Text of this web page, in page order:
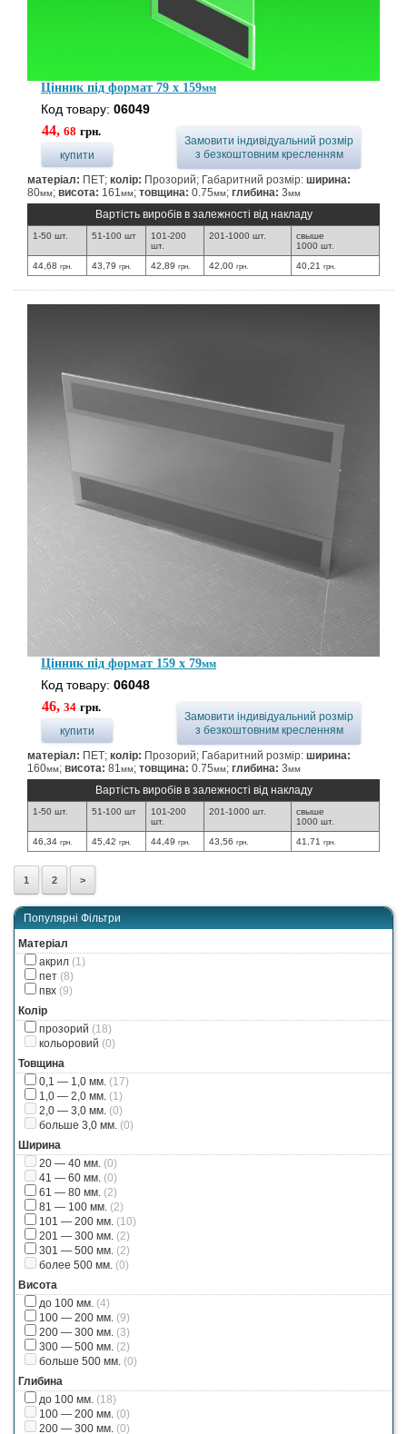
Цінник під формат 79 x 159мм
Код товару: 06049
44, 68 грн.
купити
Замовити індивідуальний розмір
з безкоштовним кресленням
матеріал: ПЕТ; колір: Прозорий; Габаритний розмір: ширина:
80мм; висота: 161мм; товщина: 0.75мм; глибина: 3мм
Вартість виробів в залежності від накладу
1-50 шт. 51-100 шт
101-200
шт.
201-1000 шт.
свыше
1000 шт.
44,68 грн. 43,79грн. 42,89 грн. 42,00 грн. 40,21грн.
Цінник під формат 159 x 79мм
Код товару: 06048
46, 34 грн.
купити
Замовити індивідуальний розмір
з безкоштовним кресленням
матеріал: ПЕТ; колір: Прозорий; Габаритний розмір: ширина:
160мм; висота: 81мм; товщина: 0.75мм; глибина: 3мм
Вартість виробів в залежності від накладу
1-50 шт. 51-100 шт
101-200
шт.
201-1000 шт.
свыше
1000 шт.
46,34 грн. 45,42грн. 44,49 грн. 43,56 грн. 41,71грн.
1 2 >
Популярні Фільтри
Матеріал
акрил (1)
пет (8)
пвх (9)
Колір
прозорий (18)
кольоровий (0)
Товщина
0,1 — 1,0 мм. (17)
1,0 — 2,0 мм. (1)
2,0 — 3,0 мм. (0)
больше 3,0 мм. (0)
Ширина
20 — 40 мм. (0)
41 — 60 мм. (0)
61 — 80 мм. (2)
81 — 100 мм. (2)
101 — 200 мм. (10)
201 — 300 мм. (2)
301 — 500 мм. (2)
более 500 мм. (0)
Висота
до 100 мм. (4)
100 — 200 мм. (9)
200 — 300 мм. (3)
300 — 500 мм. (2)
больше 500 мм. (0)
Глибина
до 100 мм. (18)
100 — 200 мм. (0)
200 — 300 мм. (0)